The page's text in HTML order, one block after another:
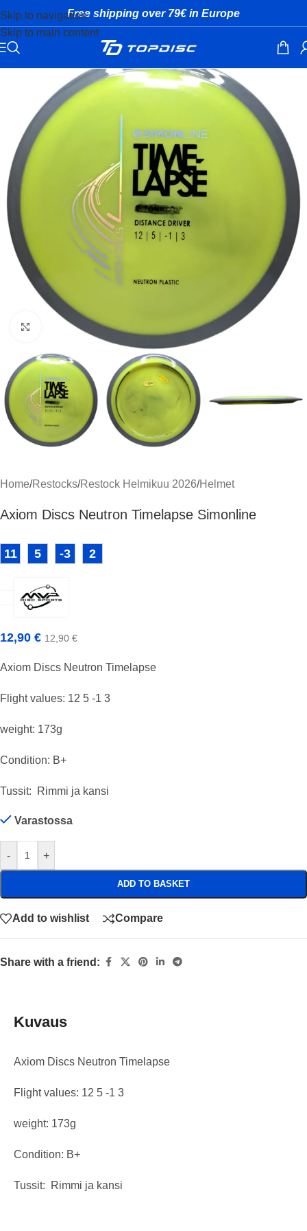
Skip to navigation
Skip to main content
Free shipping over 79€ in Europe
Click to enlarge
Home/Restocks/Restock Helmikuu 2026/Helmet
Axiom Discs Neutron Timelapse Simonline
11 5 -3 2
12,90 € 12,90 €
Axiom Discs Neutron Timelapse
Flight values: 12 5 -1 3
weight: 173g
Condition: B+
Tussit: Rimmi ja kansi
Varastossa
- +
ADD TO BASKET
Add to wishlist Compare
Share with a friend:
Kuvaus
Axiom Discs Neutron Timelapse
Flight values: 12 5 -1 3
weight: 173g
Condition: B+
Tussit: Rimmi ja kansi